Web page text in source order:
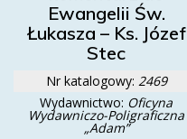
Ewangelii Św.
Łukasza – Ks. Józef
Stec
Nr katalogowy: 2469
Wydawnictwo: Oficyna
Wydawniczo-Poligraficzna
„Adam”